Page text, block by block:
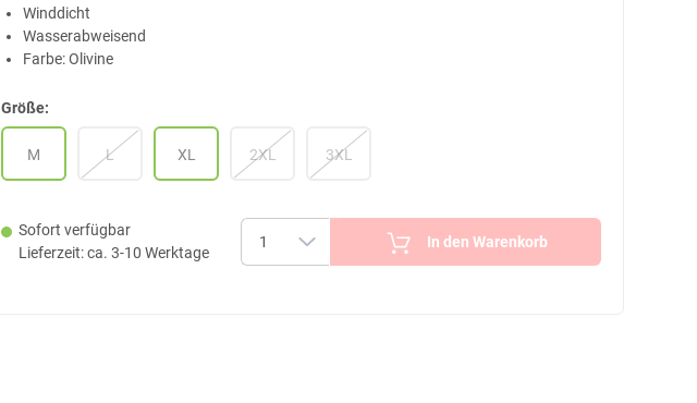
Winddicht
Wasserabweisend
Farbe: Olivine
Größe:
M L XL 2XL 3XL
Sofort verfügbar
Lieferzeit: ca. 3-10 Werktage
In den Warenkorb